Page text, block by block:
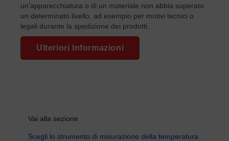
un'apparecchiatura o di un materiale non abbia superato
un determinato livello, ad esempio per motivi tecnici o
legali durante la spedizione dei prodotti.
Ulteriori Informazioni
Vai alla sezione
Scegli lo strumento di misurazione della temperatura